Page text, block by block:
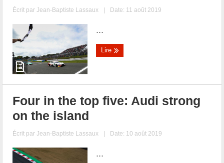
Écrit parJean-Baptiste Lassaux | Date: 11 août 2019
...
Lire
Four in the top five: Audi strong
on the island
Écrit parJean-Baptiste Lassaux | Date: 10 août 2019
...